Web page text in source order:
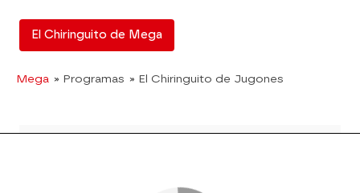
El Chiringuito de Mega
Mega » Programas » El Chiringuito de Jugones